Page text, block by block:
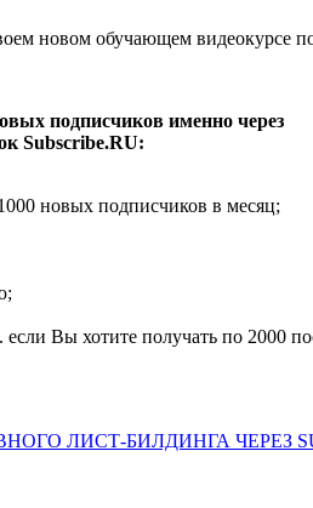
новом обучающем видеокурсе
подписчиков именно через
Subscribe.RU:
новых подписчиков в месяц;
Вы хотите получать по 2000
ЛИСТ-БИЛДИНГА ЧЕРЕЗ